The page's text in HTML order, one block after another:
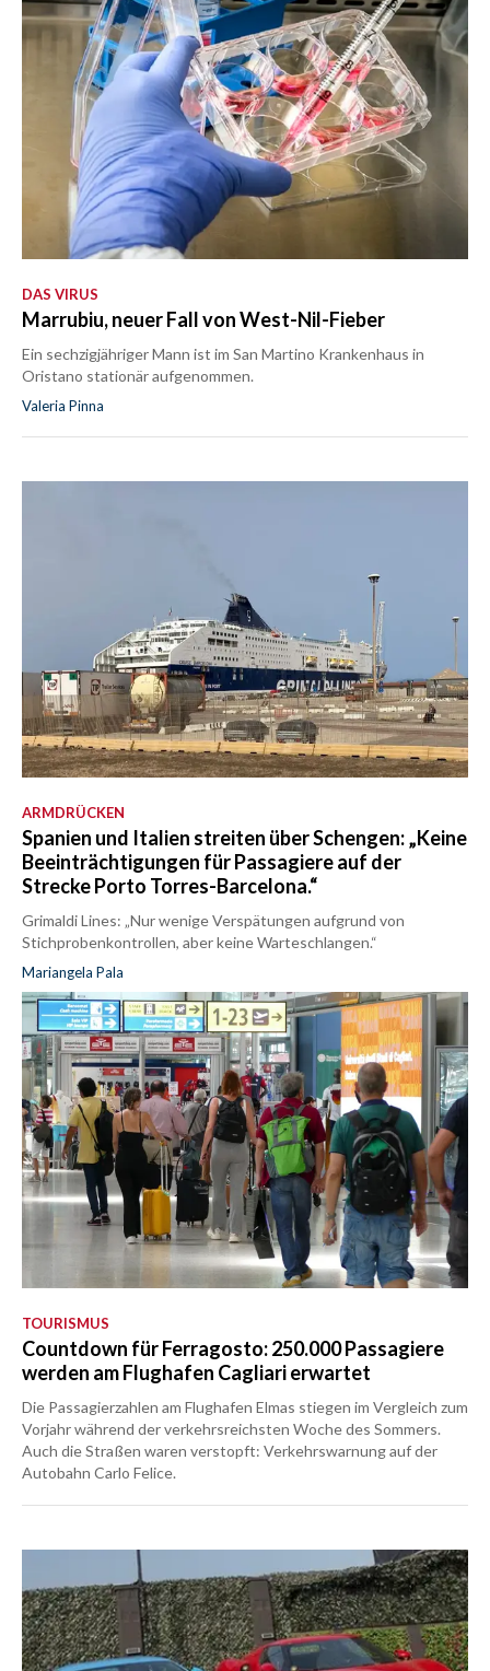
DAS VIRUS
Marrubiu, neuer Fall von West-Nil-Fieber
Ein sechzigjähriger Mann ist im San Martino Krankenhaus in
Oristano stationär aufgenommen.
Valeria Pinna
ARMDRÜCKEN
Spanien und Italien streiten über Schengen: „Keine
Beeinträchtigungen für Passagiere auf der
Strecke Porto Torres-Barcelona.“
Grimaldi Lines: „Nur wenige Verspätungen aufgrund von
Stichprobenkontrollen, aber keine Warteschlangen.“
Mariangela Pala
TOURISMUS
Countdown für Ferragosto: 250.000 Passagiere
werden am Flughafen Cagliari erwartet
Die Passagierzahlen am Flughafen Elmas stiegen im Vergleich zum
Vorjahr während der verkehrsreichsten Woche des Sommers.
Auch die Straßen waren verstopft: Verkehrswarnung auf der
Autobahn Carlo Felice.